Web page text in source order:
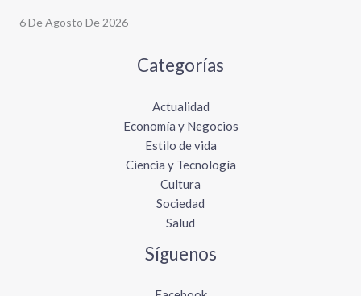
6 De Agosto De 2026
Categorías
Actualidad
Economía y Negocios
Estilo de vida
Ciencia y Tecnología
Cultura
Sociedad
Salud
Síguenos